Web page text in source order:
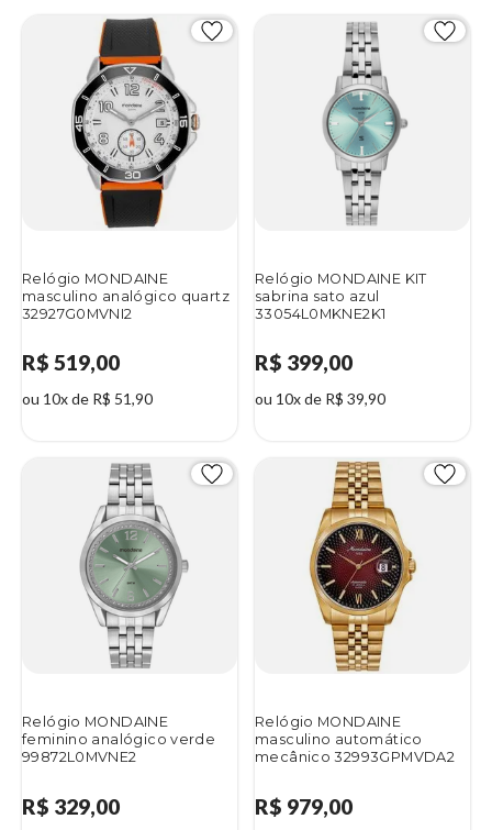
Relógio MONDAINE
masculino analógico quartz
32927G0MVNI2
R$ 519,00
ou 10x de R$ 51,90
Relógio MONDAINE KIT
sabrina sato azul
33054L0MKNE2K1
R$ 399,00
ou 10x de R$ 39,90
Relógio MONDAINE
feminino analógico verde
99872L0MVNE2
R$ 329,00
Relógio MONDAINE
masculino automático
mecânico 32993GPMVDA2
R$ 979,00